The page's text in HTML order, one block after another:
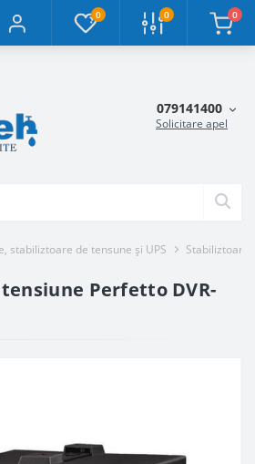
0 0 0
079141400
Solicitare apel
stabiliztoare de tensune și UPS Stabiliztoare
Perfetto DVR-